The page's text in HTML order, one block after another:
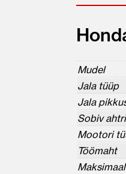
Mudel
Jala tüüp
Jala
Sobiv
Mootori
Töömaht